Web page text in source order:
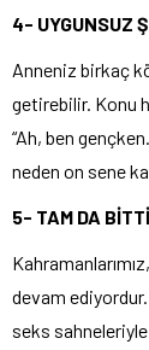
4- UYGUNSUZ
Anneniz birkaç
getirebilir. Konu
“Ah, ben
neden on sene
5- TAM DA
devam
seks sahneleriyle